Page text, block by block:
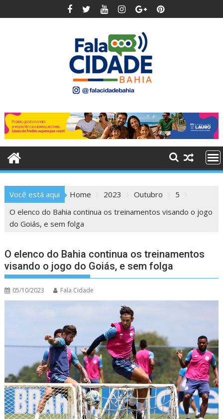
to
Você está aqui Home 2023 Outubro
5
O elenco do Bahia continua os treinamentos visando o jogo
do Goiás, e sem folga
O elenco do Bahia continua os treinamentos
visando o jogo do Goiás, e sem folga
05/10/2023 Fala Cidade